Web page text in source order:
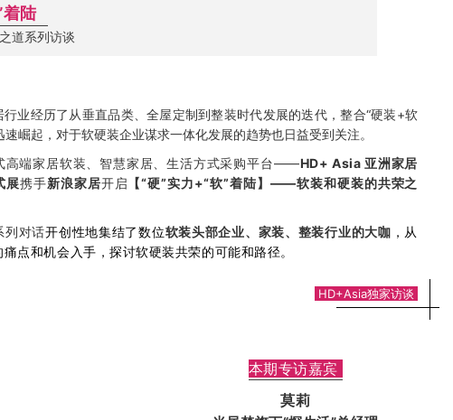
着陆
道系列访谈
业经历了从垂直品类、全屋定制到整装时代发展的迭代，整合“硬装+软
速崛起，对于软硬装企业谋求一体化发展的趋势也日益受到关注。
高端家居软装、智慧家居、生活方式采购平台——HD+ Asia 亚洲家居
展携手新浪家居开启 【“硬”实力+“软”着陆】——软装和硬装的共荣之
列对话开创性地集结了数位软装头部企业、家装、整装行业的大咖 ，从
点和机会入手，探讨软硬装共荣的可能和路径。
HD+Asia独家访谈
本期专访嘉宾
莫莉